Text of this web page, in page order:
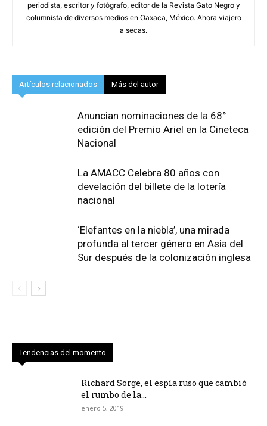
periodista, escritor y fotógrafo, editor de la Revista Gato Negro y
columnista de diversos medios en Oaxaca, México. Ahora viajero
a secas.
Artículos relacionados Más del autor
Anuncian nominaciones de la 68°
edición del Premio Ariel en la Cineteca
Nacional
La AMACC Celebra 80 años con
develación del billete de la lotería
nacional
‘Elefantes en la niebla’, una mirada
profunda al tercer género en Asia del
Sur después de la colonización inglesa
Tendencias del momento
Richard Sorge, el espía ruso que cambió
el rumbo de la...
enero 5, 2019